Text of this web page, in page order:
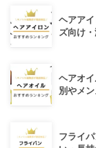
ヘアア
ズ向け
ヘアオ
別やメン
フライ